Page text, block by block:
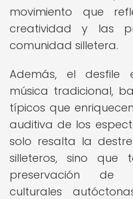
movimiento que
creatividad y las
comunidad silletera.
Además, el desfile
música tradicional,
típicos que
auditiva de los
solo resalta la
silleteros, sino que
preservación de
culturales